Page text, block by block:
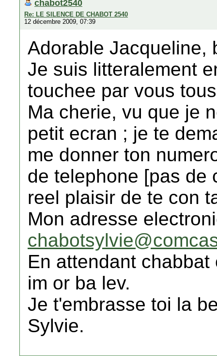
chabot2540
Re: LE SILENCE DE CHABOT 2540
12 décembre 2009, 07:39
Adorable Jacqueline,
Je suis litteralement
touchee par vous
Ma cherie, vu que je
petit ecran ; je te
me donner ton
de telephone [pas de
reel plaisir de te con
Mon adresse
En attendant
im or ba lev.
Je t'embrasse toi la
Sylvie.